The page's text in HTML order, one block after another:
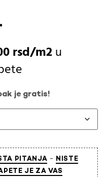
rsd
u
je gratis!
PITANJA -
NISTE
JE ZA VAS